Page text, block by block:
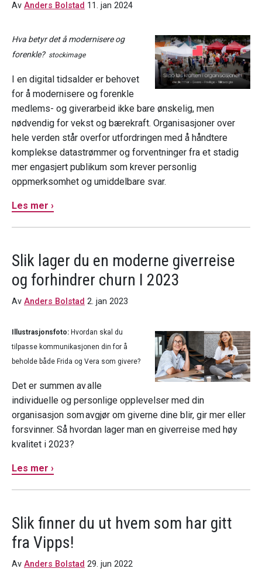
Av Anders Bolstad 11. jan 2024
Hva betyr det å modernisere og
forenkle? stockimage
I en digital tidsalder er behovet
for å modernisere og forenkle
medlems- og giverarbeid ikke bare ønskelig, men
nødvendig for vekst og bærekraft. Organisasjoner over
hele verden står overfor utfordringen med å håndtere
komplekse datastrømmer og forventninger fra et stadig
mer engasjert publikum som krever personlig
oppmerksomhet og umiddelbare svar.
Les mer ›
Slik lager du en moderne giverreise
og forhindrer churn I 2023
Av Anders Bolstad 2. jan 2023
Illustrasjonsfoto: Hvordan skal du
tilpasse kommunikasjonen din for å
beholde både Frida og Vera som givere?
Det er summen av alle
individuelle og personlige opplevelser med din
organisasjon som avgjør om giverne dine blir, gir mer eller
forsvinner. Så hvordan lager man en giverreise med høy
kvalitet i 2023?
Les mer ›
Slik finner du ut hvem som har gitt
fra Vipps!
Av Anders Bolstad 29. jun 2022